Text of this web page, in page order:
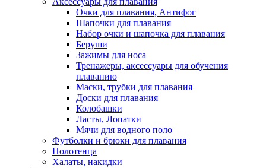
Очки для плавания, Антифог
Шапочки для плавания
Набор очки и шапочка для плавания
Беруши
Зажимы для носа
Тренажеры, аксессуары для обучения
плаванию
Маски, трубки для плавания
Доски для плавания
Колобашки
Ласты, Лопатки
Мячи для водного поло
Футболки и брюки для плавания
Полотенца
Халаты, накидки